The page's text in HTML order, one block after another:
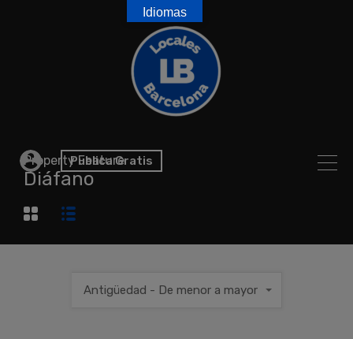
Publica Gratis
Property Feature
Diáfano
Antigüedad - De menor a mayor
Idiomas